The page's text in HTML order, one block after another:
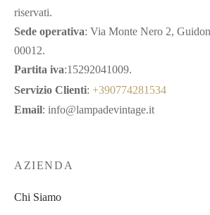
riservati.
Sede operativa: Via Monte Nero 2,
00012.
Partita iva:15292041009.
Servizio Clienti: +390774281534
Email: info@lampadevintage.it
AZIENDA
Chi Siamo